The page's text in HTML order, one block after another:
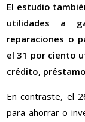
El estudio
utilidades a
reparaciones o
el 31 por ciento
crédito,
En contraste, el
para ahorrar o